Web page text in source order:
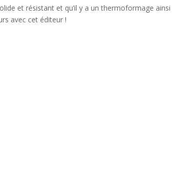
et résistant et qu’il y a un thermoformage ainsi
avec cet éditeur !